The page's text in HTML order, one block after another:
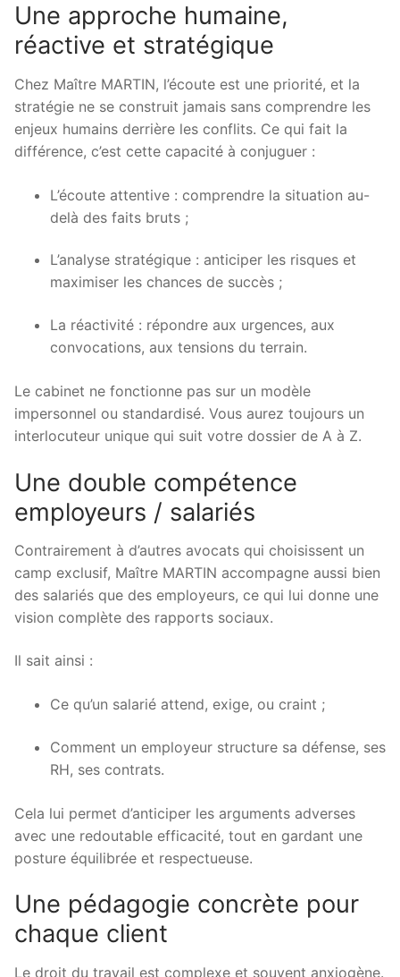
Une approche humaine,
réactive et stratégique
Chez Maître MARTIN, l’écoute est une priorité, et la
stratégie ne se construit jamais sans comprendre les
enjeux humains derrière les conflits. Ce qui fait la
différence, c’est cette capacité à conjuguer :
L’écoute attentive : comprendre la situation au-
delà des faits bruts ;
L’analyse stratégique : anticiper les risques et
maximiser les chances de succès ;
La réactivité : répondre aux urgences, aux
convocations, aux tensions du terrain.
Le cabinet ne fonctionne pas sur un modèle
impersonnel ou standardisé. Vous aurez toujours un
interlocuteur unique qui suit votre dossier de A à Z.
Une double compétence
employeurs / salariés
Contrairement à d’autres avocats qui choisissent un
camp exclusif, Maître MARTIN accompagne aussi bien
des salariés que des employeurs, ce qui lui donne une
vision complète des rapports sociaux.
Il sait ainsi :
Ce qu’un salarié attend, exige, ou craint ;
Comment un employeur structure sa défense, ses
RH, ses contrats.
Cela lui permet d’anticiper les arguments adverses
avec une redoutable efficacité, tout en gardant une
posture équilibrée et respectueuse.
Une pédagogie concrète pour
chaque client
Le droit du travail est complexe et souvent anxiogène.